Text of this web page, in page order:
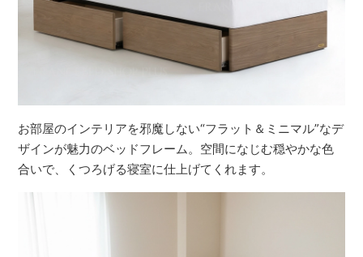
お部屋のインテリアを邪魔しない“フラット＆ミニマル”なデ
ザインが魅力のベッドフレーム。空間になじむ穏やかな色
合いで、くつろげる寝室に仕上げてくれます。